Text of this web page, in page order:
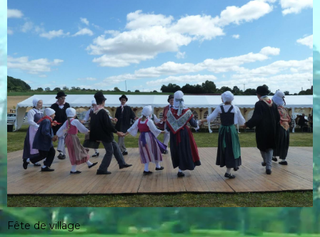
Fête de village